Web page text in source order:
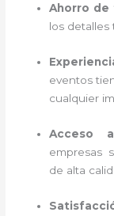
Ahorro de
los detalles
eventos
cualquier
Acceso
empresas
de alta